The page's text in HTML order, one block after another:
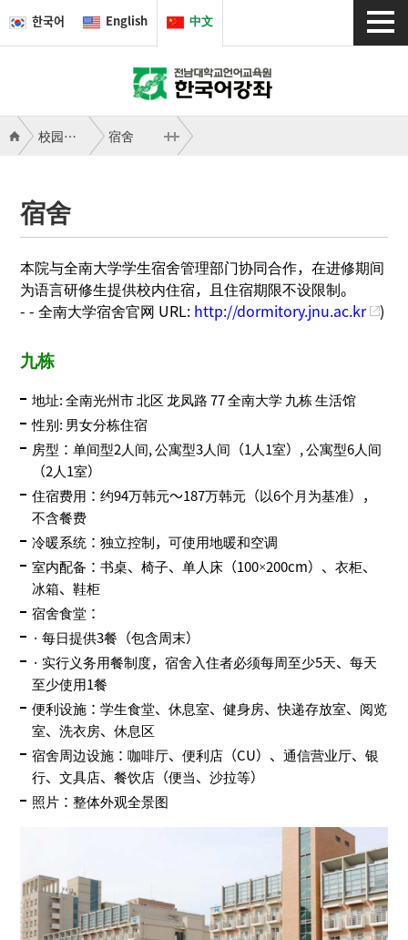
한국어 English 中文
校园生活 宿舍
宿舍
本院与全南大学学生宿舍管理部门协同合作，在进修期间
为语言研修生提供校内住宿，且住宿期限不设限制。
- - 全南大学宿舍官网 URL: http://dormitory.jnu.ac.kr )
九栋
地址: 全南光州市 北区 龙凤路 77 全南大学 九栋 生活馆
性别: 男女分栋住宿
房型：单间型2人间, 公寓型3人间（1人1室）, 公寓型6人间
（2人1室）
住宿费用：约94万韩元～187万韩元（以6个月为基准），
不含餐费
冷暖系统：独立控制，可使用地暖和空调
室内配备：书桌、椅子、单人床（100×200cm）、衣柜、
冰箱、鞋柜
宿舍食堂：
· 每日提供3餐（包含周末）
· 实行义务用餐制度，宿舍入住者必须每周至少5天、每天
至少使用1餐
便利设施：学生食堂、休息室、健身房、快递存放室、阅览
室、洗衣房、休息区
宿舍周边设施：咖啡厅、便利店（CU）、通信营业厅、银
行、文具店、餐饮店（便当、沙拉等）
照片：整体外观全景图